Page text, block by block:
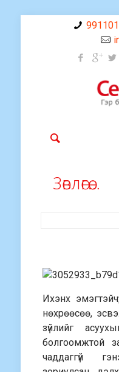
Зөвлөгөө…
Ихэнх
нөхрөөсөө,
зүйлийг
болгоомжтой
чаддаггүй